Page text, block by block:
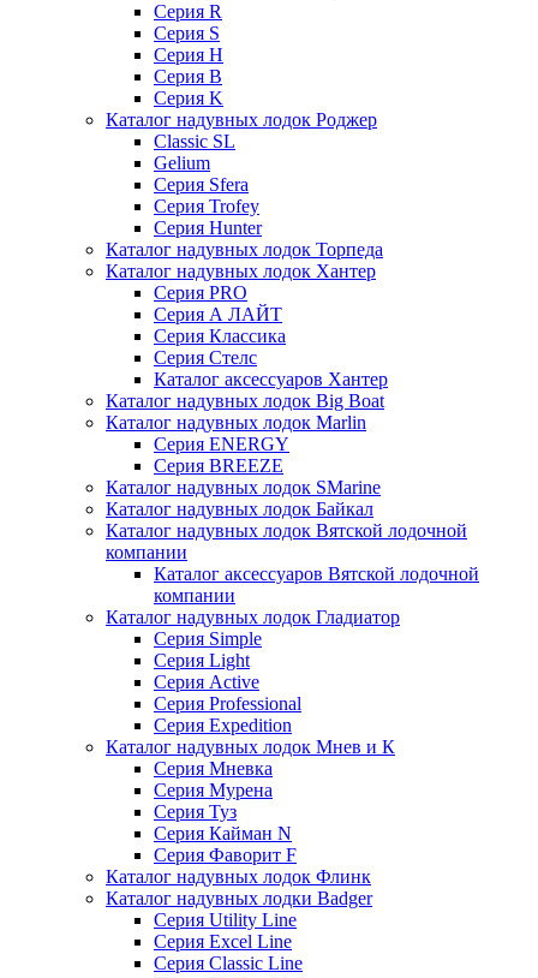
Серия R
Серия S
Серия H
Серия B
Серия K
Каталог надувных лодок Роджер
Classic SL
Gelium
Серия Sfera
Серия Trofey
Серия Hunter
Каталог надувных лодок Торпеда
Каталог надувных лодок Хантер
Серия PRO
Серия А ЛАЙТ
Серия Классика
Серия Стелс
Каталог аксессуаров Хантер
Каталог надувных лодок Big Boat
Каталог надувных лодок Marlin
Серия ENERGY
Серия BREEZE
Каталог надувных лодок SMarine
Каталог надувных лодок Байкал
Каталог надувных лодок Вятской лодочной
компании
Каталог аксессуаров Вятской лодочной
компании
Каталог надувных лодок Гладиатор
Серия Simple
Серия Light
Серия Active
Серия Professional
Серия Expedition
Каталог надувных лодок Мнев и К
Серия Мневка
Серия Мурена
Серия Туз
Серия Кайман N
Серия Фаворит F
Каталог надувных лодок Флинк
Каталог надувных лодки Badger
Серия Utility Line
Серия Excel Line
Серия Classic Line